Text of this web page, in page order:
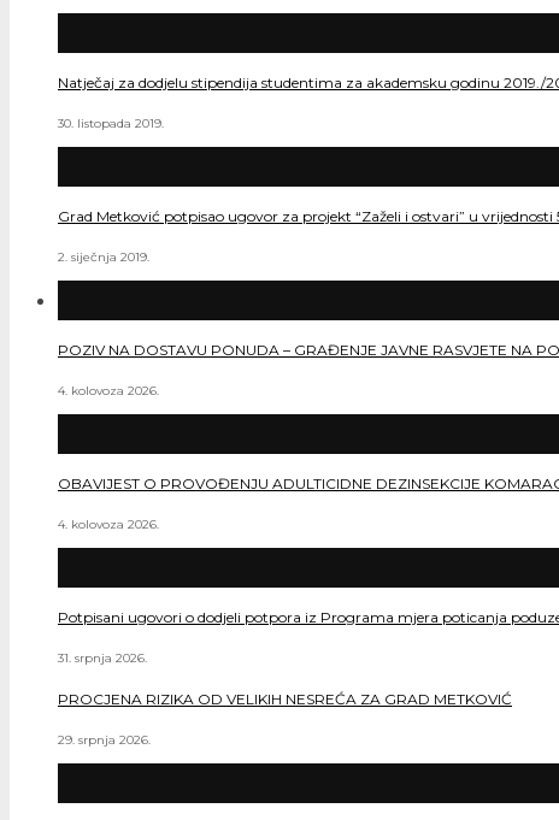
Natječaj za dodjelu stipendija studentima za akademsku godinu 2019./
30. listopada 2019.
Grad Metković potpisao ugovor za projekt “Zaželi i ostvari” u
2. siječnja 2019.
POZIV NA DOSTAVU PONUDA – GRAĐENJE JAVNE RASVJETE NA
4. kolovoza 2026.
OBAVIJEST O PROVOĐENJU ADULTICIDNE DEZINSEKCIJE
4. kolovoza 2026.
Potpisani ugovori o dodjeli potpora iz Programa mjera poticanja
31. srpnja 2026.
PROCJENA RIZIKA OD VELIKIH NESREĆA ZA GRAD METKOVIĆ
29. srpnja 2026.